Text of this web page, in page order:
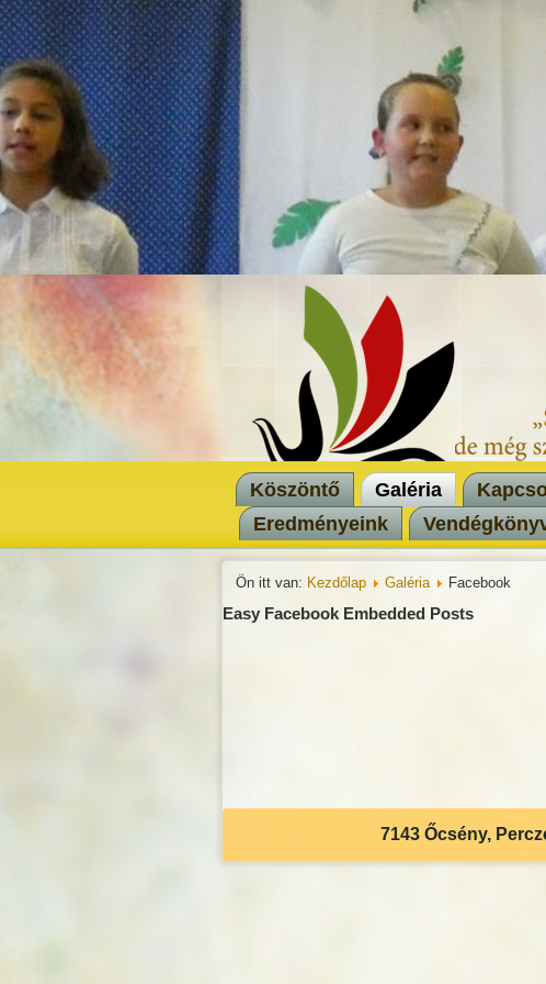
Köszöntő Galéria
Eredményeink
Ön itt van: Kezdőlap Galéria Facebook
Easy Facebook Embedded Posts
7143 Őcsény,